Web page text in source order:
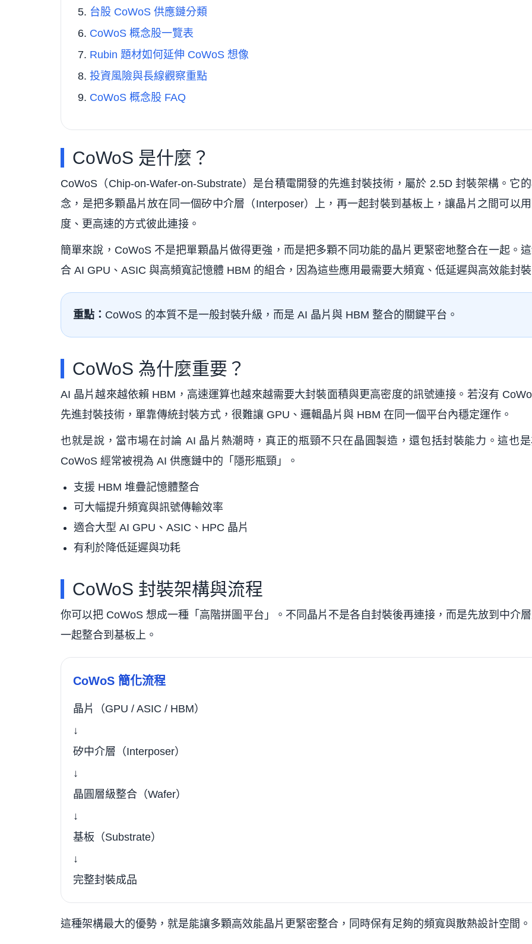
台股 CoWoS 供應鏈分類
CoWoS 概念股一覽表
Rubin 題材如何延伸 CoWoS 想像
投資風險與長線觀察重點
CoWoS 概念股 FAQ
CoWoS 是什麼？
CoWoS（Chip-on-Wafer-on-Substrate）是台積電開發的先進封裝技術，屬於 2.5D 封裝架構。它
念，是把多顆晶片放在同一個矽中介層（Interposer）上，再一起封裝到基板上，讓晶片之間可以
度、更高速的方式彼此連接。
簡單來說，CoWoS 不是把單顆晶片做得更強，而是把多顆不同功能的晶片更緊密地整合在一起。
合 AI GPU、ASIC 與高頻寬記憶體 HBM 的組合，因為這些應用最需要大頻寬、低延遲與高效能封裝
重點： CoWoS 的本質不是一般封裝升級，而是 AI 晶片與 HBM 整合的關鍵平台。
CoWoS 為什麼重要？
AI 晶片越來越依賴 HBM，高速運算也越來越需要大封裝面積與更高密度的訊號連接。若沒有
先進封裝技術，單靠傳統封裝方式，很難讓 GPU、邏輯晶片與 HBM 在同一個平台內穩定運作。
也就是說，當市場在討論 AI 晶片熱潮時，真正的瓶頸不只在晶圓製造，還包括封裝能力。這也
CoWoS 經常被視為 AI 供應鏈中的「隱形瓶頸」。
支援 HBM 堆疊記憶體整合
可大幅提升頻寬與訊號傳輸效率
適合大型 AI GPU、ASIC、HPC 晶片
有利於降低延遲與功耗
CoWoS 封裝架構與流程
你可以把 CoWoS 想成一種「高階拼圖平台」。不同晶片不是各自封裝後再連接，而是先放到中介
一起整合到基板上。
CoWoS 簡化流程
晶片（GPU / ASIC / HBM）
↓
矽中介層（Interposer）
↓
晶圓層級整合（Wafer）
↓
基板（Substrate）
↓
完整封裝成品
這種架構最大的優勢，就是能讓多顆高效能晶片更緊密整合，同時保有足夠的頻寬與散熱設計空間。